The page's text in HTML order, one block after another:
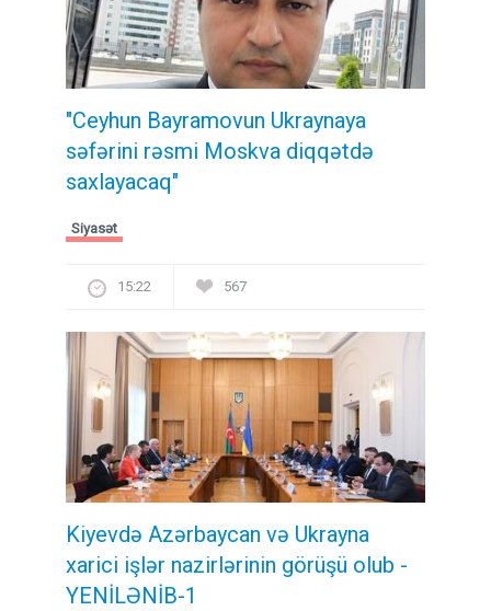
"Ceyhun Bayramovun Ukraynaya
səfərini rəsmi Moskva diqqətdə
saxlayacaq"
Siyasət
15:22 567
Kiyevdə Azərbaycan və Ukrayna
xarici işlər nazirlərinin görüşü olub -
YENİLƏNİB-1